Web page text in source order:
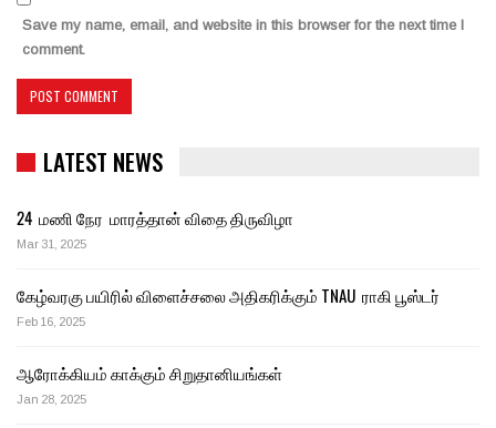
Save my name, email, and website in this browser for the next time I
comment.
LATEST NEWS
24 மணி நேர மாரத்தான் விதை திருவிழா
Mar 31, 2025
கேழ்வரகு பயிரில் விளைச்சலை அதிகரிக்கும் TNAU ராகி பூஸ்டர்
Feb 16, 2025
ஆரோக்கியம் காக்கும் சிறுதானியங்கள்
Jan 28, 2025